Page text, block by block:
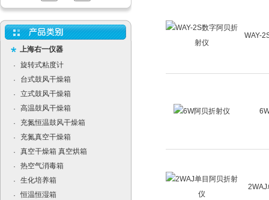
上海右一仪器
·
旋转式粘度计
·
台式鼓风干燥箱
·
立式鼓风干燥箱
·
高温鼓风干燥箱
·
充氮恒温鼓风干燥箱
·
充氮真空干燥箱
·
真空干燥箱 真空烘箱
·
热空气消毒箱
·
生化培养箱
·
恒温恒湿箱
WAY-
2WAJ